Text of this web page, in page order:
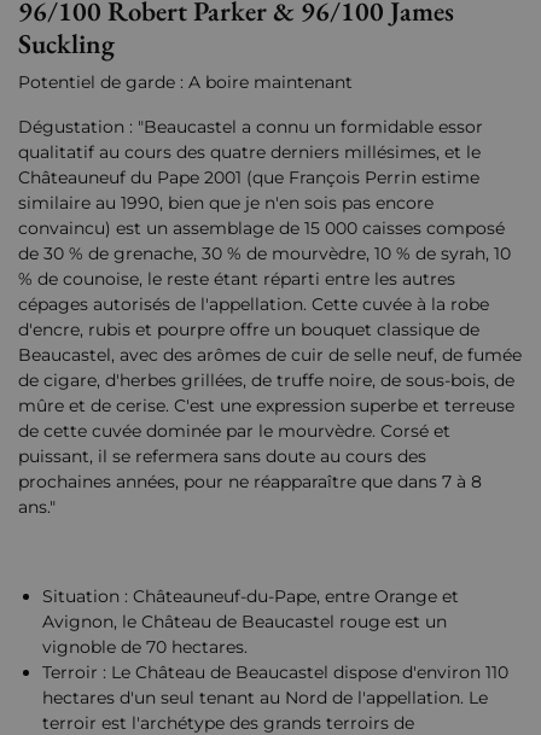
96/100 Robert Parker & 96/100 James
Suckling
Potentiel de garde : A boire maintenant
Dégustation : "Beaucastel a connu un formidable essor
qualitatif au cours des quatre derniers millésimes, et le
Châteauneuf du Pape 2001 (que François Perrin estime
similaire au 1990, bien que je n'en sois pas encore
convaincu) est un assemblage de 15 000 caisses composé
de 30 % de grenache, 30 % de mourvèdre, 10 % de syrah, 10
% de counoise, le reste étant réparti entre les autres
cépages autorisés de l'appellation. Cette cuvée à la robe
d'encre, rubis et pourpre offre un bouquet classique de
Beaucastel, avec des arômes de cuir de selle neuf, de fumée
de cigare, d'herbes grillées, de truffe noire, de sous-bois, de
mûre et de cerise. C'est une expression superbe et terreuse
de cette cuvée dominée par le mourvèdre. Corsé et
puissant, il se refermera sans doute au cours des
prochaines années, pour ne réapparaître que dans 7 à 8
ans."
Situation : Châteauneuf-du-Pape, entre Orange et
Avignon, le Château de Beaucastel rouge est un
vignoble de 70 hectares.
Terroir : Le Château de Beaucastel dispose d'environ 110
hectares d'un seul tenant au Nord de l'appellation. Le
terroir est l'archétype des grands terroirs de